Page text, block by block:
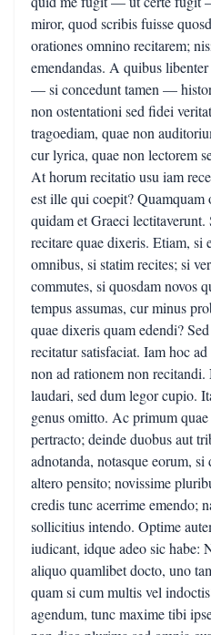
miror, quod scribis fuisse
orationes omnino recitarem;
emendandas. A quibus
— si concedunt tamen —
non ostentationi sed fidei
tragoediam, quae non
cur lyrica, quae non lectorem
At horum recitatio usu iam
est ille qui coepit? Quamquam
quidam et Graeci lectitaverunt.
recitare quae dixeris. Etiam, si
omnibus, si statim recites; si
commutes, si quosdam novos
tempus assumas, cur minus
quae dixeris quam edendi?
recitatur satisfaciat. Iam hoc
non ad rationem non
laudari, sed dum legor cupio.
genus omitto. Ac primum
pertracto; deinde duobus aut
adnotanda, notasque eorum,
altero pensito; novissime
credis tunc acerrime emendo;
sollicitius intendo. Optime
iudicant, idque adeo sic habe:
aliquo quamlibet docto, uno
quam si cum multis vel
agendum, tunc maxime tibi